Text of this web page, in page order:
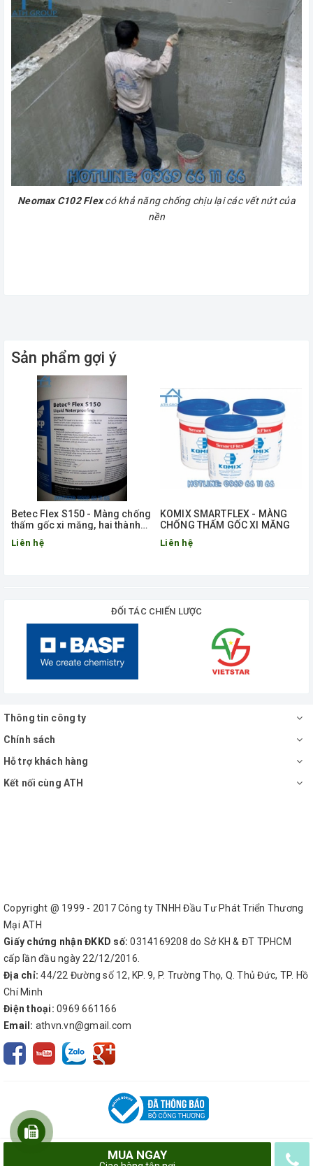
Neomax C102 Flexcó khả năng chống chịu lại các vết nứt của
nền
Sản phẩm gợi ý
Betec Flex S150 - Màng chống
thấm gốc xi măng, hai thành
Liên hệ
KOMIX SMARTFLEX - MÀNG
CHỐNG THẤM GỐC XI MĂNG
Liên hệ
MUA NGAY
ĐỐI TÁC CHIẾN LƯỢC
Thông tin công ty
Chính sách
Hỗ trợ khách hàng
Kết nối cùng ATH
Copyright @ 1999 - 2017 Công ty TNHH Đầu Tư Phát Triển Thương
Mại ATH
Giấy chứng nhận ĐKKD số: 0314169208 do Sở KH & ĐT TPHCM
cấp lần đầu ngày 22/12/2016.
Địa chỉ: 44/22 Đường số 12, KP. 9, P. Trường Thọ, Q. Thủ Đức, TP. Hồ
Chí Minh
Điện thoại: 0969 661166
Email: athvn.vn@gmail.com
Công ty TNHH Đầu Tư Phát Triển Thương Mại ATH